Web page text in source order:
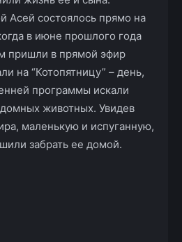
Асей состоялось прямо на
в июне прошлого года
пришли в прямой эфир
на “Котопятницу” – день,
программы искали
животных. Увидев
маленькую и испуганную,
забрать ее домой.